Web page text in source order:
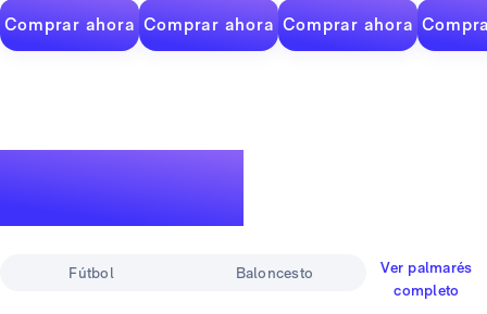
Comprar ahora Comprar ahora Comprar ahora
Fútbol Baloncesto
Ver palmarés
completo